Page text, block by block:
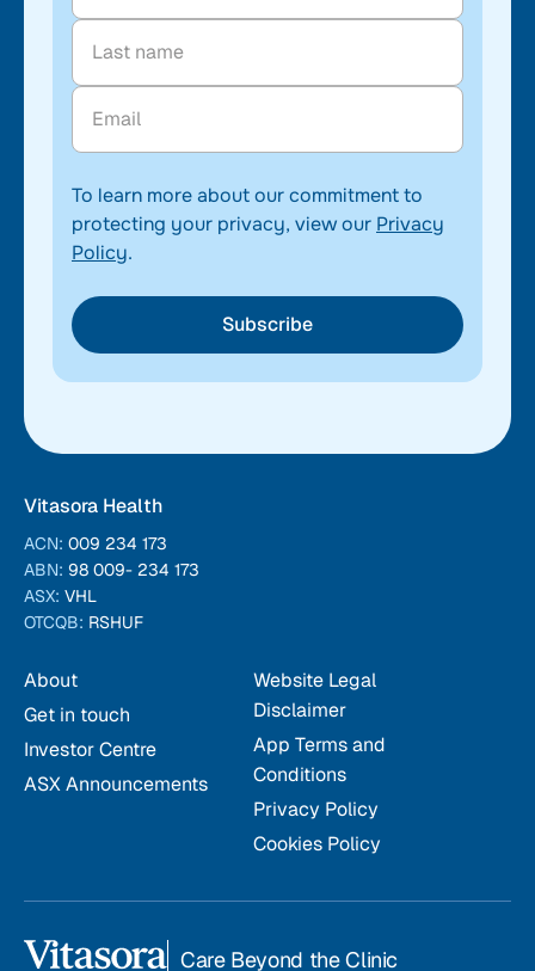
To learn more about our commitment to
protecting your privacy, view our Privacy
Policy.
Vitasora Health
ACN: 009 234 173
ABN: 98 009- 234 173
ASX: VHL
OTCQB: RSHUF
About
Get in touch
Investor Centre
ASX Announcements
Website Legal
Disclaimer
App Terms and
Conditions
Privacy Policy
Cookies Policy
Care Beyond the Clinic